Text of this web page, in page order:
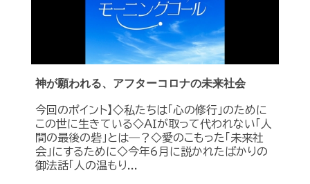
神が願われる、アフターコロナの未来社会
今回のポイント】◇私たちは「心の修行」のために
この世に生きている◇ＡＩが取って代われない「人
間の最後の砦」とは―？◇愛のこもった「未来社
会」にするために◇今年6月に説かれたばかりの
御法話「人の温もり...